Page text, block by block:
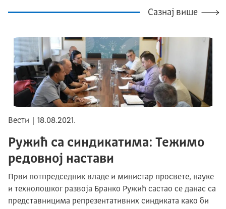
Сазнај више
Вести | 18.08.2021.
Ружић са синдикатима: Тежимо
редовној настави
Први потпредседник владе и министар просвете, науке
и технолошког развоја Бранко Ружић састао се данас са
представницима репрезентативних синдиката како би